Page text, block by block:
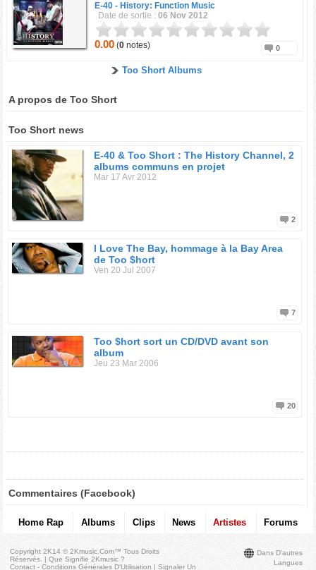
E-40 - History: Function Music
Date de sortie :06 Nov 2012
0.00 (0 notes) 0
Too Short Albums
A propos de Too Short
Too Short news
E-40 & Too Short : The History Channel, 2
albums communs en projet
Mar 17 Avr 2012
2
I Love The Bay, hommage à la Bay Area
de Too $hort
Ven 20 Jul 2007
7
Too $hort sort un CD/DVD avant son
album
Jeu 23 Mar 2006
20
Commentaires (Facebook)
Home Rap Albums Clips News Artistes Forums
Dans D'autres
Langues
Copyright 2K14 © 2Kmusic.com™Tous Droits
Réservés . |Que Signifie 2Kmusic ?
Contact - Conditions Générales D'Utilisation |Signaler Un